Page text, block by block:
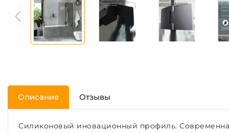
Описание Отзывы
Силиконовый иновационный профиль.